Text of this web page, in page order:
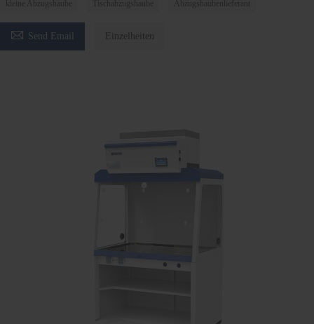
kleine Abzugshaube Tischabzugshaube Abzugshaubenlieferant
 Send Email Einzelheiten